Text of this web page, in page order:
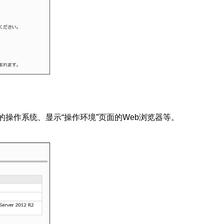
作系统、显示“操作环境”页面的Web浏览器等。